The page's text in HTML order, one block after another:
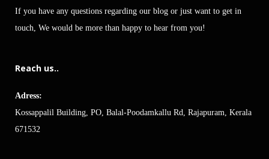
If you have any questions regarding our blog or just want to get in
touch, We would be more than happy to hear from you!
Reach us..
Adress:
Kossappalil Building, PO, Balal-Poodamkallu Rd, Rajapuram, Kerala
671532